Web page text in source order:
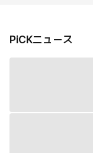
PiCKニュース